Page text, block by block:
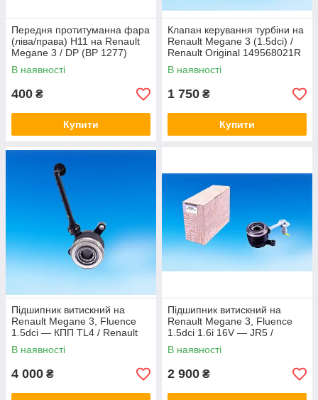
Передня протитуманна фара
(ліва/права) H11 на Renault
Megane 3 / DP (BP 1277)
В наявності
400 ₴
Купити
Клапан керування турбіни на
Renault Megane 3 (1.5dci) /
Renault Original 149568021R
В наявності
1 750 ₴
Купити
Підшипник витискний на
Renault Megane 3, Fluence
1.5dci — КПП TL4 / Renault
(Original) 306205974R
В наявності
4 000 ₴
Підшипник витискний на
Renault Megane 3, Fluence
1.5dci 1.6i 16V — JR5 /
Renault (Original)
306209536R/306202313
В наявності
2 900 ₴